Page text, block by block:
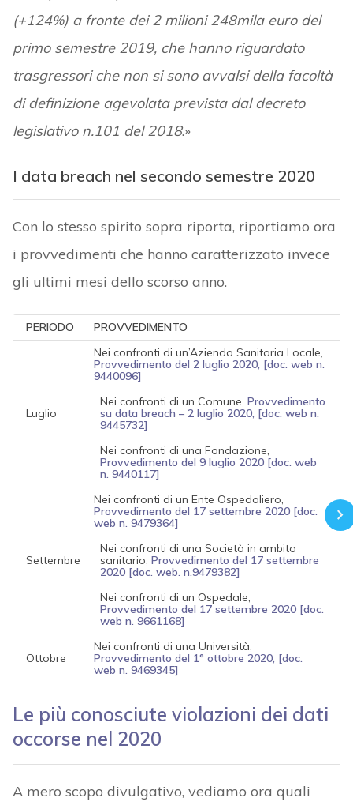
(+124%) a fronte dei 2 milioni 248mila euro del
primo semestre 2019, che hanno riguardato
trasgressori che non si sono avvalsi della facoltà
di definizione agevolata prevista dal decreto
legislativo n.101 del 2018.»
I data breach nel secondo semestre 2020
Con lo stesso spirito sopra riporta, riportiamo ora
i provvedimenti che hanno caratterizzato invece
gli ultimi mesi dello scorso anno.
PERIODO PROVVEDIMENTO
Luglio
Nei confronti di un’Azienda Sanitaria Locale,
Provvedimento del 2 luglio 2020, [doc. web n.
9440096]
Nei confronti di un Comune, Provvedimento
su data breach – 2 luglio 2020, [doc. web n.
9445732]
Nei confronti di una Fondazione,
Provvedimento del 9 luglio 2020 [doc. web
n. 9440117]
Settembre
Nei confronti di un Ente Ospedaliero,
Provvedimento del 17 settembre 2020 [doc.
web n. 9479364]
Nei confronti di una Società in ambito
sanitario, Provvedimento del 17 settembre
2020 [doc. web. n.9479382]
Nei confronti di un Ospedale,
Provvedimento del 17 settembre 2020 [doc.
web n. 9661168]
Ottobre
Nei confronti di una Università,
Provvedimento del 1° ottobre 2020, [doc.
web n. 9469345]
Le più conosciute violazioni dei dati
occorse nel 2020
A mero scopo divulgativo, vediamo ora quali